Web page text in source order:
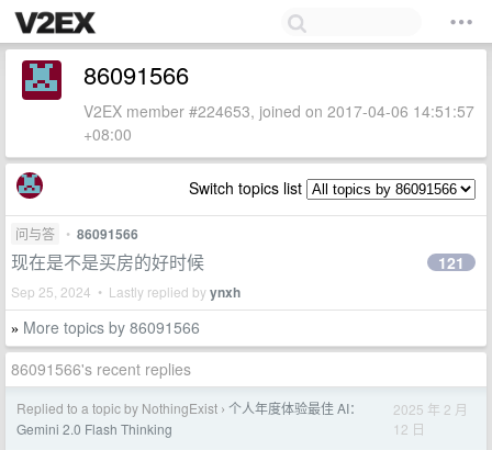
86091566
V2EX member #224653, joined on 2017-04-06 14:51:57
+08:00
Switch topics list
问与答 • 86091566
现在是不是买房的好时候
Sep 25, 2024 • Lastly replied byynxh
121
» More topics by 86091566
86091566's recent replies
Replied to a topic by NothingExist › 个人年度体验最佳 AI：
Gemini 2.0 Flash Thinking
2025 年 2 月
12 日